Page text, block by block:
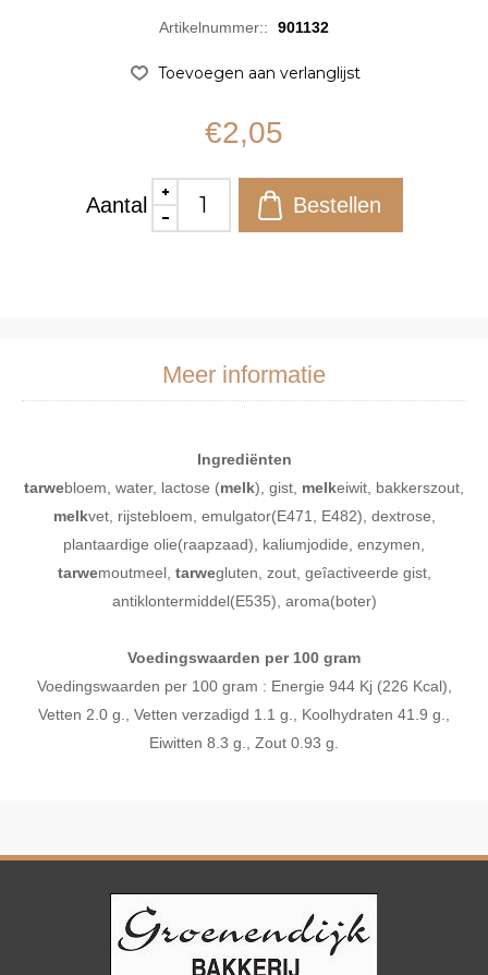
Artikelnummer:: 901132
€2,05
Aantal
Meer informatie
Ingrediënten
tarwebloem, water, lactose (melk), gist, melkeiwit, bakkerszout,
melkvet, rijstebloem, emulgator(E471, E482), dextrose,
plantaardige olie(raapzaad), kaliumjodide, enzymen,
tarwemoutmeel, tarwegluten, zout, geîactiveerde gist,
antiklontermiddel(E535), aroma(boter)
Voedingswaarden per 100 gram
Voedingswaarden per 100 gram : Energie 944 Kj (226 Kcal),
Vetten 2.0 g., Vetten verzadigd 1.1 g., Koolhydraten 41.9 g.,
Eiwitten 8.3 g., Zout 0.93 g.